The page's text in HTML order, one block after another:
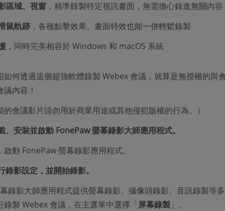
區域、視窗，精準錄製特定視訊畫面，無需擔心錄進無關內容
鼠軌跡，各種點擊效果、畫面特效也能一併輕鬆錄製
，同時完美相容於 Windows 和 macOS 系統
如何透過這個超強軟體錄製 Webex 會議，就算是無授權的與
內容！
的會議影片請勿用於商業用途或其他侵犯版權的行為。）
、安裝並啟動 FonePaw 螢幕錄影大師應用程式。
動 FonePaw 螢幕錄影應用程式。
錄影設定，並開始錄影。
錄影大師應用程式提供螢幕錄影、攝像頭錄影、音訊錄製等
錄製 Webex 會議，在主選單中選擇「屏幕錄製」。